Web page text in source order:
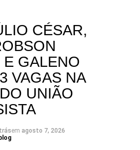
CÉSAR,
E GALENO
VAGAS NA
UNIÃO
em agosto 7, 2026